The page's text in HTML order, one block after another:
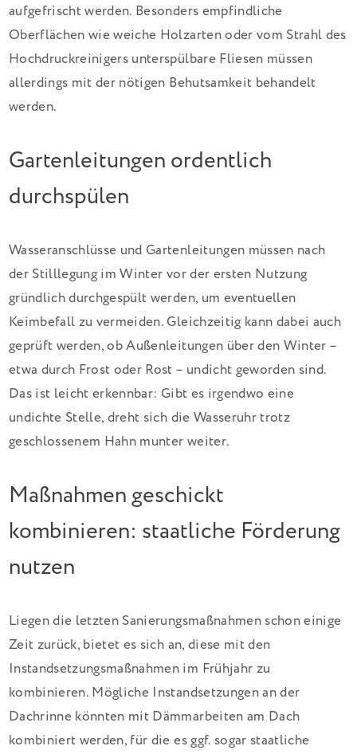
aufgefrischt werden. Besonders empfindliche
Oberflächen wie weiche Holzarten oder vom Strahl des
Hochdruckreinigers unterspülbare Fliesen müssen
allerdings mit der nötigen Behutsamkeit behandelt
werden.
Gartenleitungen ordentlich
durchspülen
Wasseranschlüsse und Gartenleitungen müssen nach
der Stilllegung im Winter vor der ersten Nutzung
gründlich durchgespült werden, um eventuellen
Keimbefall zu vermeiden. Gleichzeitig kann dabei auch
geprüft werden, ob Außenleitungen über den Winter –
etwa durch Frost oder Rost – undicht geworden sind.
Das ist leicht erkennbar: Gibt es irgendwo eine
undichte Stelle, dreht sich die Wasseruhr trotz
geschlossenem Hahn munter weiter.
Maßnahmen geschickt
kombinieren: staatliche Förderung
nutzen
Liegen die letzten Sanierungsmaßnahmen schon einige
Zeit zurück, bietet es sich an, diese mit den
Instandsetzungsmaßnahmen im Frühjahr zu
kombinieren. Mögliche Instandsetzungen an der
Dachrinne könnten mit Dämmarbeiten am Dach
kombiniert werden, für die es ggf. sogar staatliche